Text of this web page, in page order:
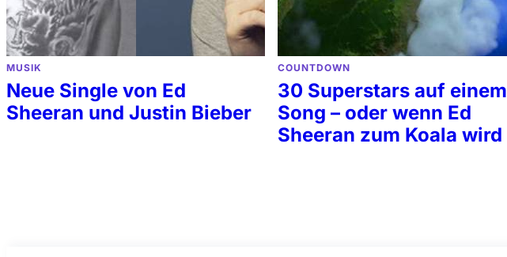
MUSIK
Neue Single von Ed
Sheeran und Justin Bieber
COUNTDOWN
30 Superstars auf einem
Song – oder wenn Ed
Sheeran zum Koala wird